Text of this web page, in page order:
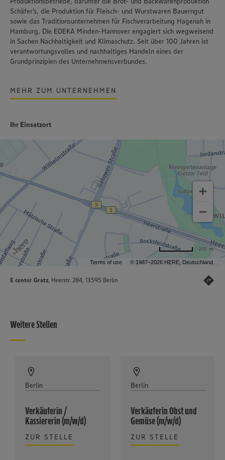
Schäfer’s, die Produktion für Fleisch- und Wurstwaren Bauerngut
sowie das Traditionsunternehmen für Fischverarbeitung Hagenah in
Hamburg. Die EDEKA Minden-Hannover engagiert sich wegweisend
in Sachen Nachhaltigkeit und Klimaschutz. Seit über 100 Jahren ist
verantwortungsvolles und nachhaltiges Handeln eines der
Grundprinzipien des Unternehmensverbundes.
MEHR ZUM UNTERNEHMEN
Ihr Einsatzort
Terms of use © 1987–2026 HERE, Deutschland
200 m
E center Gratz, Heerstr. 284, 13595 Berlin
Weitere Stellen
Berlin
Verkäuferin /
Kassiererin (m/w/d)
ZUR STELLE
Berlin
Verkäuferin Obst und
Gemüse (m/w/d)
ZUR STELLE